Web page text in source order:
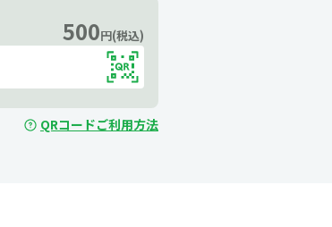
500円(税込)
QRコードご利用方法